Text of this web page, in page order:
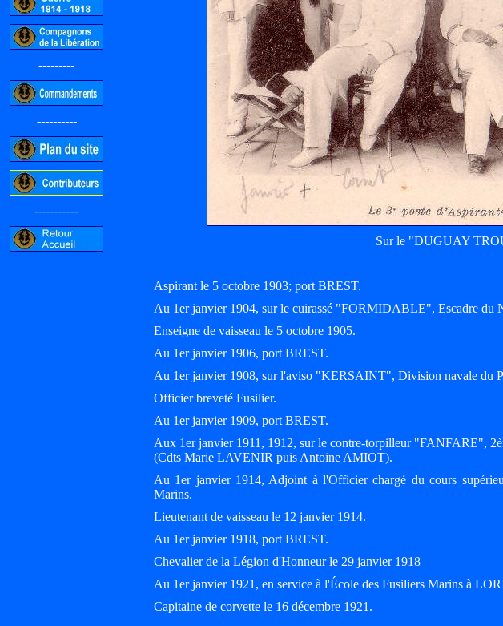
---------
----------
-----------
Sur le "DUGUAY
Aspirant le 5 octobre 1903; port BREST.
Au 1er janvier 1904, sur le cuirassé "FORMIDABLE", Escadre du
Enseigne de vaisseau le 5 octobre 1905.
Au 1er janvier 1906, port BREST.
Au 1er janvier 1908, sur l'aviso "KERSAINT", Division navale du
Officier breveté Fusilier.
Au 1er janvier 1909, port BREST.
Aux 1er janvier 1911, 1912, sur le contre-torpilleur "FANFARE",
(Cdts Marie LAVENIR puis Antoine AMIOT).
Au 1er janvier 1914, Adjoint à l'Officier chargé du cours
Marins.
Lieutenant de vaisseau le 12 janvier 1914.
Au 1er janvier 1918, port BREST.
Chevalier de la Légion d'Honneur le 29 janvier 1918
Au 1er janvier 1921, en service à l'École des Fusiliers Marins à
Capitaine de corvette le 16 décembre 1921.